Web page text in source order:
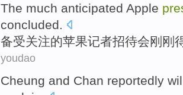
The much anticipated Apple
concluded.
备受关注的苹果记者招待会刚刚
youdao
Cheung and Chan reportedly